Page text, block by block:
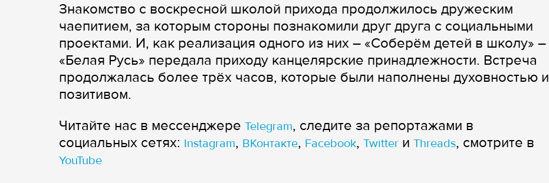
Знакомство с воскресной школой прихода продолжилось дружеским
чаепитием, за которым стороны познакомили друг друга с социальными
проектами. И, как реализация одного из них – «Соберём детей в школу» –
«Белая Русь» передала приходу канцелярские принадлежности. Встреча
продолжалась более трёх часов, которые были наполнены духовностью и
позитивом.
Читайте нас в мессенджере Telegram, следите за репортажами в
cоциальных сетях: Instagram, ВКонтакте, Facebook, Twitter и Threads, смотрите в
YouTube